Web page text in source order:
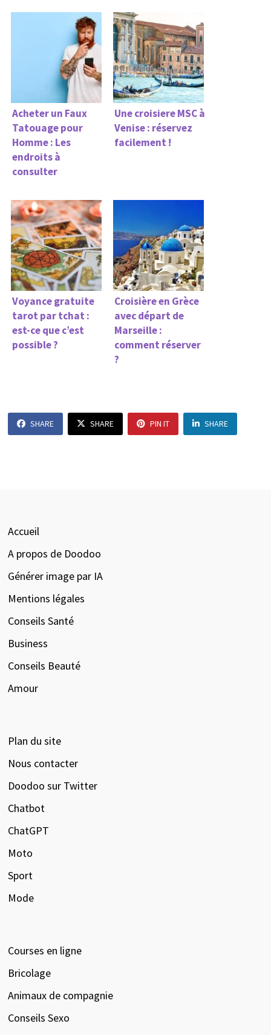
Acheter un Faux
Tatouage pour
Homme : Les
endroits à
consulter
Une croisiere MSC à
Venise : réservez
facilement !
Voyance gratuite
tarot par tchat :
est-ce que c’est
possible ?
Croisière en Grèce
avec départ de
Marseille :
comment réserver
?
SHARE SHARE PIN IT SHARE
Accueil
A propos de Doodoo
Générer image par IA
Mentions légales
Conseils Santé
Business
Conseils Beauté
Amour
Plan du site
Nous contacter
Doodoo sur Twitter
Chatbot
ChatGPT
Moto
Sport
Mode
Courses en ligne
Bricolage
Animaux de compagnie
Conseils Sexo